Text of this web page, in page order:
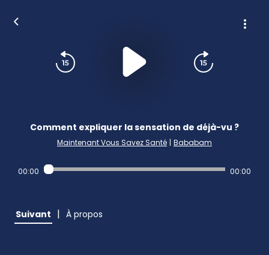
Comment expliquer la sensation de déjà-vu ?
Maintenant Vous Savez Santé | Bababam
00:00 00:00
Suivant | À propos